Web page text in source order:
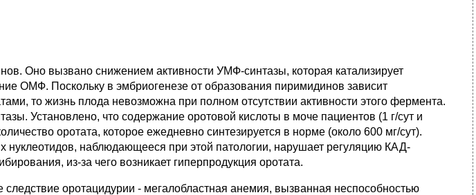
Оно вызвано снижением активности УМФ-синтазы, которая катализирует
ОМФ. Поскольку в эмбриогенезе от образования пиримидинов зависит
то жизнь плода невозможна при полном отсутствии активности этого фермента.
Установлено, что содержание оротовой кислоты в моче пациентов (1 г/сут и
оротата, которое ежедневно синтезируется в норме (около 600 мг/сут).
нуклеотидов, наблюдающееся при этой патологии, нарушает регуляцию КАД-
из-за чего возникает гиперпродукция оротата.
следствие оротацидурии - мегалобластная анемия, вызванная неспособностью